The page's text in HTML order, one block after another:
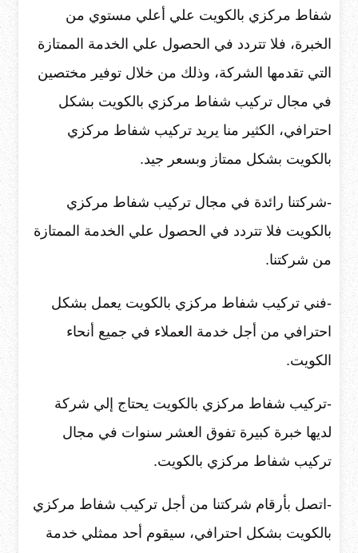
شفاط مركزي بالكويت علي أعلي مستوي من
الخبرة، فلا تتردد في الحصول علي الخدمة الممتازة
التي تقدمها الشركة، وذلك من خلال توفير مختصين
في مجال تركيب شفاط مركزي بالكويت بشكل
احترافي، الكثير منا يريد تركيب شفاط مركزي
بالكويت بشكل ممتاز وبسعر جيد.
-شركتنا رائدة في مجال تركيب شفاط مركزي
بالكويت فلا تتردد في الحصول علي الخدمة الممتازة
من شركتنا.
-فني تركيب شفاط مركزي بالكويت يعمل بشكل
احترافي من أجل خدمة العملاء في جميع أنحاء
الكويت.
-تركيب شفاط مركزي بالكويت يحتاج إلي شركة
لديها خبرة كبيرة تفوق العشر سنوات في مجال
تركيب شفاط مركزي بالكويت.
-اتصل بأرقام شركتنا من أجل تركيب شفاط مركزي
بالكويت بشكل احترافي، سيقوم أحد ممثلي خدمة